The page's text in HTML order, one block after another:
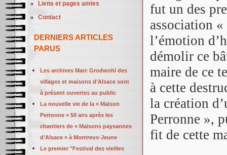
fut un des
association
l’émotion
démolir ce
maire de ce
à cette
la création
Perronne »,
fit de cette
Liens et pages amies
Contact
DERNIERS ARTICLES
PARUS
Les archives Marc Grodwohl des
villages et maisons d’Alsace sont
à présent ouvertes au public
La nouvelle vie de la « Maison
Perronne » 50 ans après les
chantiers de « Maisons paysannes
d’Alsace » à Montreux-Jeune
Le premier "Festival des vieilles